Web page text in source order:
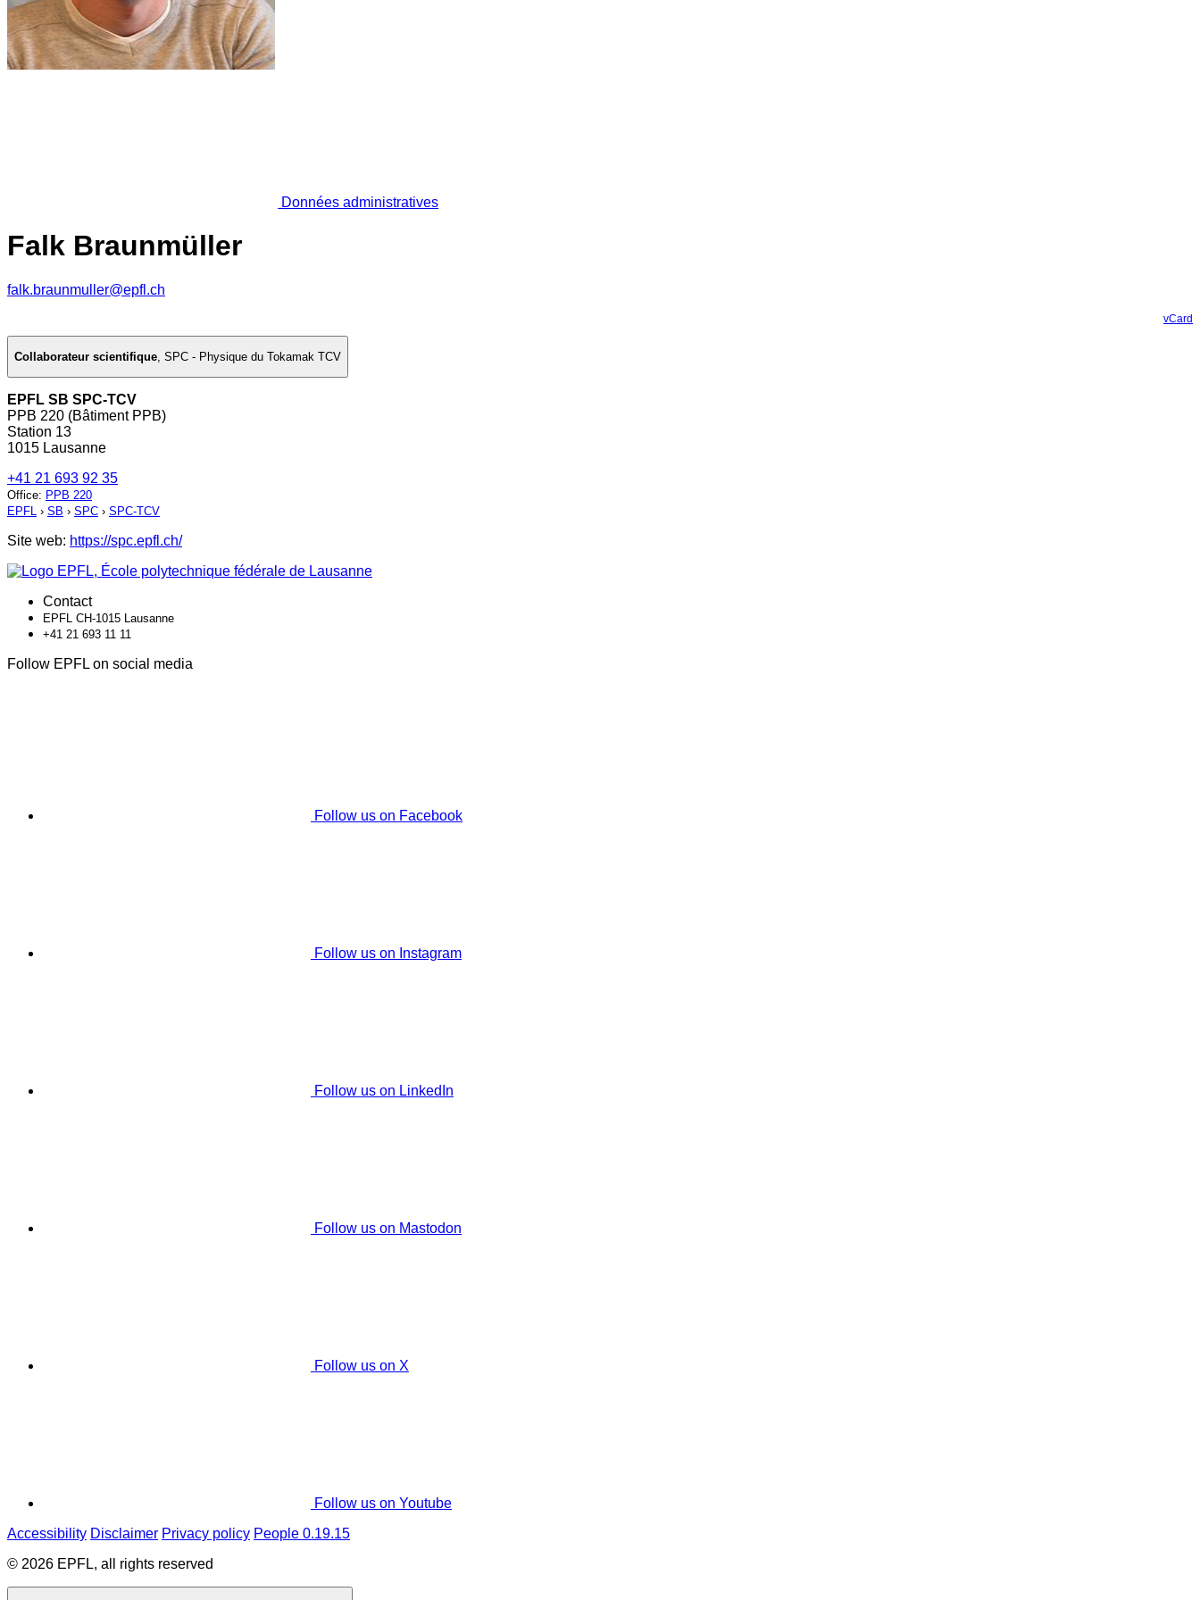
Données administratives
Falk Braunmüller
falk.braunmuller@epfl.ch
vCard
Collaborateur scientifique, SPC - Physique du Tokamak TCV
EPFL SB SPC-TCV
PPB 220 (Bâtiment PPB)
Station 13
1015 Lausanne
+41 21 693 92 35
Office: PPB 220
EPFL › SB › SPC › SPC-TCV
Site web: https://spc.epfl.ch/
Contact
EPFL CH-1015 Lausanne
+41 21 693 11 11
Follow EPFL on social media
Follow us on Facebook
Follow us on Instagram
Follow us on LinkedIn
Follow us on Mastodon
Follow us on X
Follow us on Youtube
Accessibility Disclaimer Privacy policy People 0.19.15
© 2026 EPFL, all rights reserved